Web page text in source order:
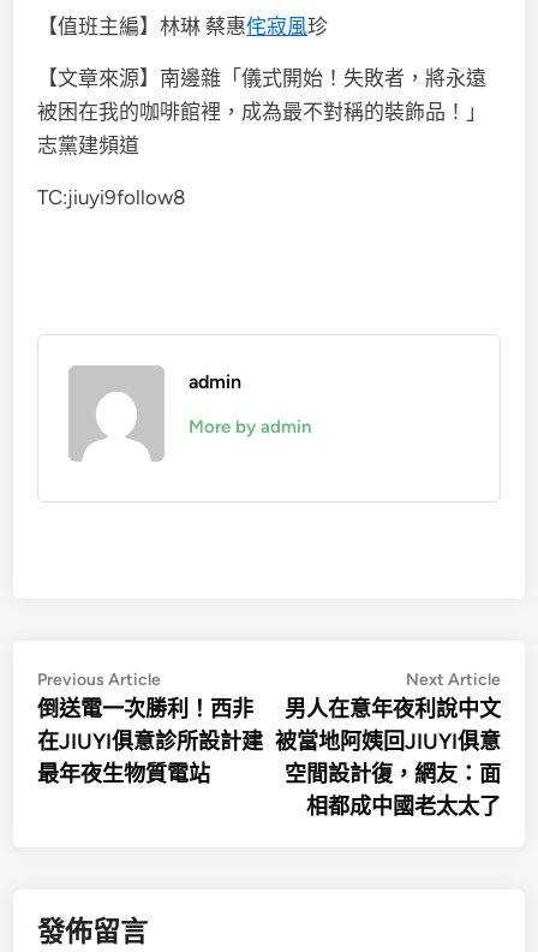
【值班主編】林琳 蔡惠侘寂風珍
【文章來源】南邊雜「儀式開始！失敗者，將永遠
被困在我的咖啡館裡，成為最不對稱的裝飾品！」
志黨建頻道
TC:jiuyi9follow8
admin
More by admin
文
章
導
覽
Previous ArticlePrevious
article:
倒送電一次勝利！西非
在JIUYI俱意診所設計建
最年夜生物質電站
Next Article
男人在意年夜利說中文
被當地阿姨回JIUYI俱意
空間設計復，網友：面
相都成中國老太太了
發佈留言